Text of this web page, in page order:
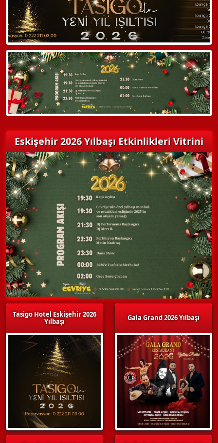
Hemen Arayın
Detaylı Bilgi Alın
Eskişehir 2026 Yılbaşı Etkinlikleri Vitrini
Tasigo Hotel Eskişehir 2026
Yılbaşı
Gala Grand 2026 Yılbaşı